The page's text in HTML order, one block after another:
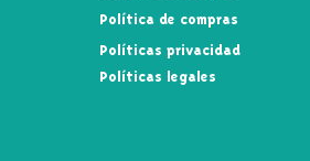
Política de compras
Políticas privacidad
Políticas legales